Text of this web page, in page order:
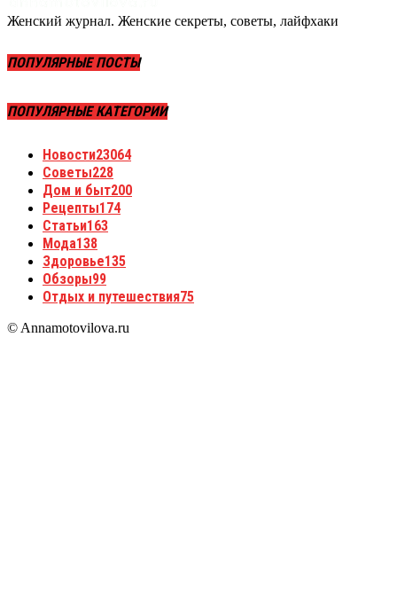
Женский журнал. Женские секреты, советы, лайфхаки
ПОПУЛЯРНЫЕ ПОСТЫ
ПОПУЛЯРНЫЕ КАТЕГОРИИ
Новости23064
Советы228
Дом и быт200
Рецепты174
Статьи163
Мода138
Здоровье135
Обзоры99
Отдых и путешествия75
© Annamotovilova.ru